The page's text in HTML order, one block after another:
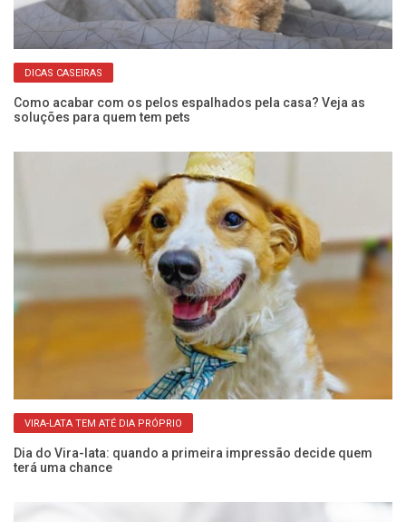
DICAS CASEIRAS
Como acabar com os pelos espalhados pela casa? Veja as
soluções para quem tem pets
VIRA-LATA TEM ATÉ DIA PRÓPRIO
Dia do Vira-lata: quando a primeira impressão decide quem
terá uma chance